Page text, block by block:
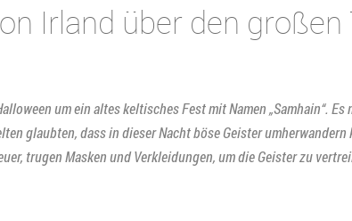
Irland über den
um ein altes keltisches Fest mit Namen „Samhain“.
glaubten, dass in dieser Nacht böse Geister
trugen Masken und Verkleidungen, um die Geister zu